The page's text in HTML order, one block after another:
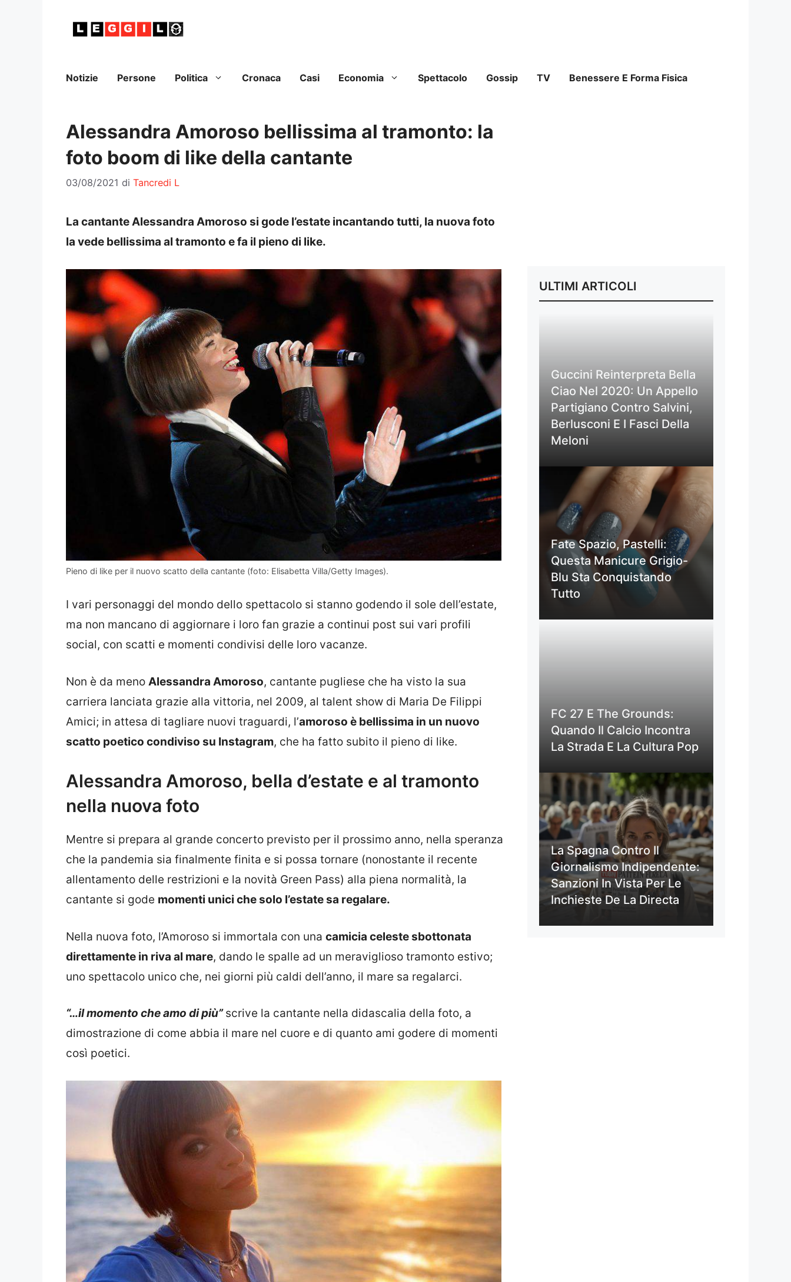
Notizie Persone Politica Cronaca Casi Economia Spettacolo Gossip TV Benessere E Forma Fisica
Alessandra Amoroso bellissima al tramonto: la
foto boom di like della cantante
03/08/2021 di Tancredi L
La cantante Alessandra Amoroso si gode l’estate incantando tutti, la nuova foto
la vede bellissima al tramonto e fa il pieno di like.
Pieno di like per il nuovo scatto della cantante (foto: Elisabetta Villa/Getty Images).
I vari personaggi del mondo dello spettacolo si stanno godendo il sole dell’estate,
ma non mancano di aggiornare i loro fan grazie a continui post sui vari profili
social, con scatti e momenti condivisi delle loro vacanze.
Non è da meno Alessandra Amoroso, cantante pugliese che ha visto la sua
carriera lanciata grazie alla vittoria, nel 2009, al talent show di Maria De Filippi
Amici; in attesa di tagliare nuovi traguardi, l’amoroso è bellissima in un nuovo
scatto poetico condiviso su Instagram, che ha fatto subito il pieno di like.
Alessandra Amoroso, bella d’estate e al tramonto
nella nuova foto
Mentre si prepara al grande concerto previsto per il prossimo anno, nella speranza
che la pandemia sia finalmente finita e si possa tornare (nonostante il recente
allentamento delle restrizioni e la novità Green Pass) alla piena normalità, la
cantante si gode momenti unici che solo l’estate sa regalare.
Nella nuova foto, l’Amoroso si immortala con una camicia celeste sbottonata
direttamente in riva al mare, dando le spalle ad un meraviglioso tramonto estivo;
uno spettacolo unico che, nei giorni più caldi dell’anno, il mare sa regalarci.
“…il momento che amo di più” scrive la cantante nella didascalia della foto, a
dimostrazione di come abbia il mare nel cuore e di quanto ami godere di momenti
così poetici.
ULTIMI ARTICOLI
Guccini Reinterpreta Bella
Ciao Nel 2020: Un Appello
Partigiano Contro Salvini,
Berlusconi E I Fasci Della
Meloni
Fate Spazio, Pastelli:
Questa Manicure Grigio-
Blu Sta Conquistando
Tutto
FC 27 E The Grounds:
Quando Il Calcio Incontra
La Strada E La Cultura Pop
La Spagna Contro Il
Giornalismo Indipendente:
Sanzioni In Vista Per Le
Inchieste De La Directa